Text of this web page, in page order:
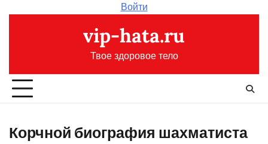
Войти
vip-hata.ru
Твое здоровое тело
Корчной биография шахматиста